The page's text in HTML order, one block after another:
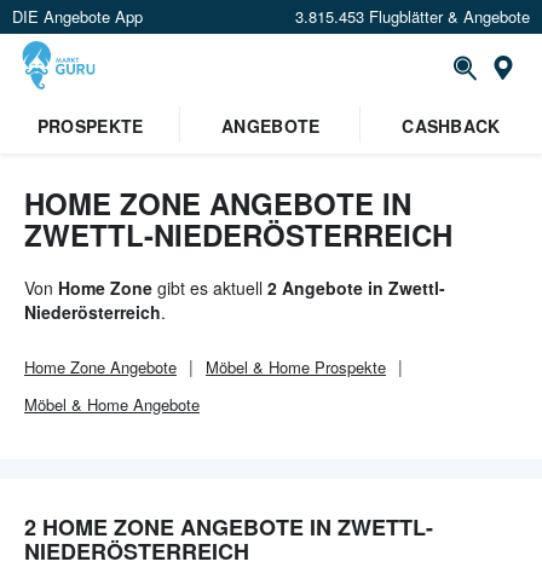
DIE Angebote App 3.815.453 Flugblätter & Angebote
PROSPEKTE
ANGEBOTE CASHBACK
HOME ZONE ANGEBOTE IN
ZWETTL-NIEDERÖSTERREICH
Von Home Zone gibt es aktuell 2 Angebote in Zwettl-
Niederösterreich.
Home Zone Angebote Möbel & Home Prospekte
Möbel & Home Angebote
2 HOME ZONE ANGEBOTE IN ZWETTL-
NIEDERÖSTERREICH